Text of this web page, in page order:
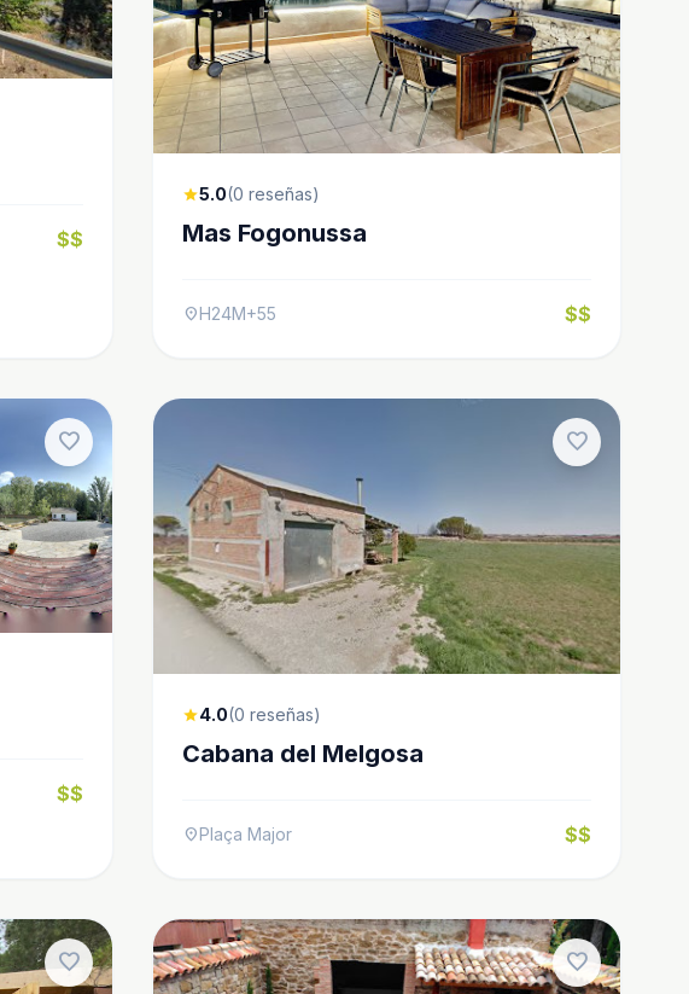
$$
star5.0(0 reseñas)
Mas Fogonussa
location_on H24M+55 $$
favorite
$$
favorite
star4.0(0 reseñas)
Cabana del Melgosa
location_onPlaça Major $$
favorite favorite